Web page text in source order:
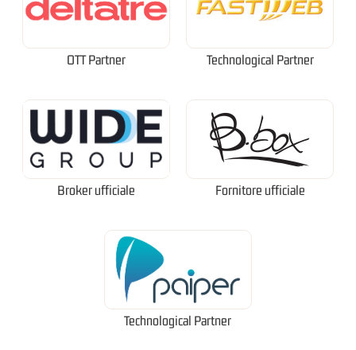
OTT Partner Technological Partner
Broker ufficiale Fornitore ufficiale
Technological Partner